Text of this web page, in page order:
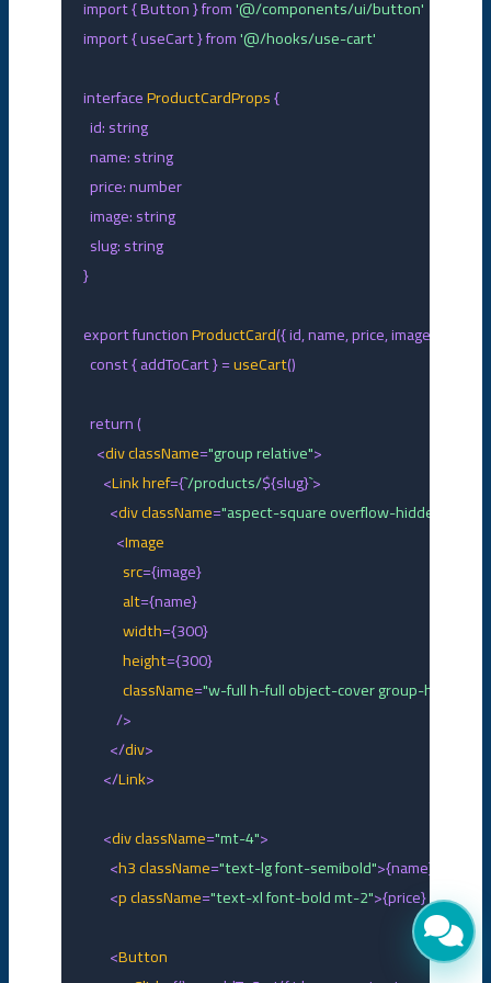
import { Button } from'@/components/ui/button'
import { useCart } from'@/hooks/use-cart'
interfaceProductCardProps {
  id:
string
  name:
string
  price:
number
  image:
string
  slug:
string
}
export functionProductCard({ id, name, price, image, slug }:
const { addToCart } = useCart()
return (
    <
divclassName="group relative">
      <
Linkhref={`/products/${slug}`>
        <
divclassName="aspect-square overflow-hidden
          <
Image
src={image}
alt={name}
width={300}
height={300}
className="w-full h-full object-cover group-
          />
        </
div>
      </
Link>
      <
divclassName="mt-4">
        <
h3className="text-lg font-semibold">{name}</
        <
pclassName="text-xl font-bold mt-2" >{price} ريال</
        <
Button